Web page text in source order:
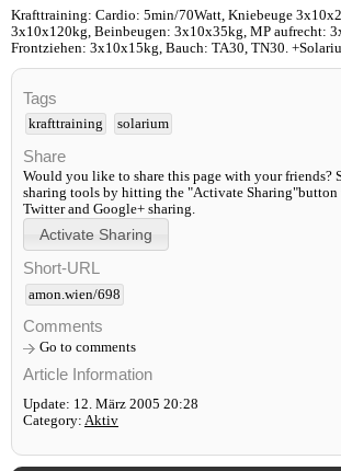
Krafttraining: Cardio: 5min/70Watt, Kniebeuge
3x10x120kg, Beinbeugen: 3x10x35kg, MP aufrecht:
Frontziehen: 3x10x15kg, Bauch: TA30, TN30.
Tags
krafttraining solarium
Share
Would you like to share this page with your friends?
sharing tools by hitting the "Activate Sharing"button
Twitter and Google+ sharing.
Short-URL
amon.wien/698
Comments
Go to comments
Article Information
Update: 12. März 2005 20:28
Category: Aktiv